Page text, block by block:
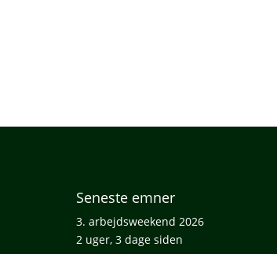
Seneste emner
3. arbejdsweekend 2026
2 uger, 3 dage siden